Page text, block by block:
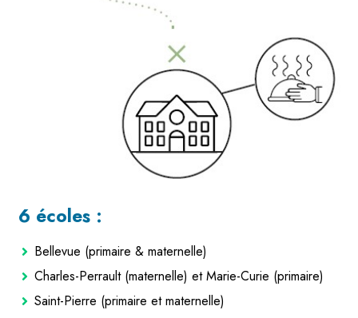
6 écoles :
Bellevue (primaire & maternelle)
Charles-Perrault (maternelle) et Marie-Curie (primaire)
Saint-Pierre (primaire et maternelle)